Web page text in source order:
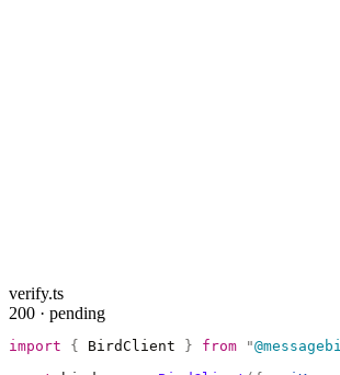
verify.ts
200 · pending
import { BirdClient } from "